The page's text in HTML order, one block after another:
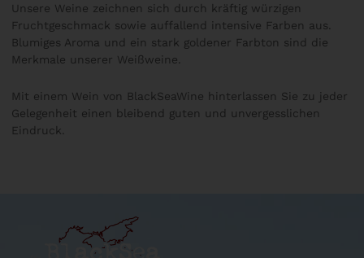
Unsere Weine zeichnen sich durch kräftig würzigen
Fruchtgeschmack sowie auffallend intensive Farben aus.
Blumiges Aroma und ein stark goldener Farbton sind die
Merkmale unserer Weißweine.
Mit einem Wein von BlackSeaWine hinterlassen Sie zu jeder
Gelegenheit einen bleibend guten und unvergesslichen
Eindruck.